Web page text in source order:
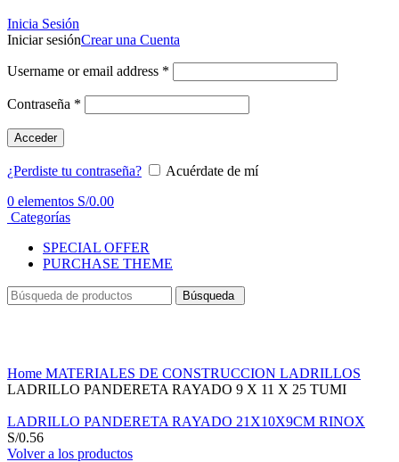
Inicia Sesión
Iniciar sesiónCrear una Cuenta
Username or email address *
Contraseña *
Acceder
¿Perdiste tu contraseña?
Acuérdate de mí
0 elementos S/0.00
Categorías
SPECIAL OFFER
PURCHASE THEME
Búsqueda
Home MATERIALES DE CONSTRUCCION LADRILLOS
LADRILLO PANDERETA RAYADO 9 X 11 X 25 TUMI
LADRILLO PANDERETA RAYADO 21X10X9CM RINOX
S/0.56
Volver a los productos